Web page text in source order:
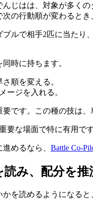
んじはは、対象が多く
の行動順が変わると
ルで相手2匹に当たり
時に持ちます。
順を変える。
ージを入れる。
です。この種の技は
要な場面で特に有用で
めるなら、 Battle Co-
み、配分を推
を読めるようになると